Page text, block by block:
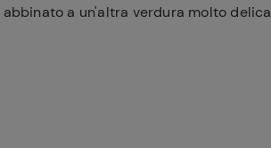
abbinato a un'altra verdura molto